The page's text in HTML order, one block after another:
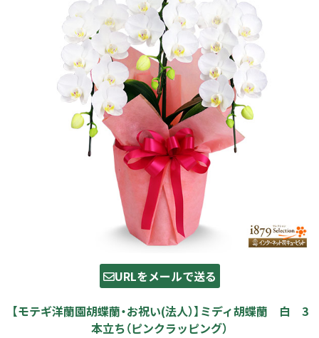
URLをメールで送る
【モテギ洋蘭園胡蝶蘭・お祝い(法人）】ミディ胡蝶蘭 白 3
本立ち（ピンクラッピング）